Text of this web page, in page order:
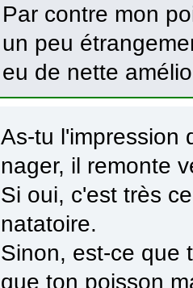
Par contre mon
un peu
eu de nette
As-tu l'impression
nager, il remonte
Si oui, c'est très
natatoire.
Sinon, est-ce que
que ton poisson